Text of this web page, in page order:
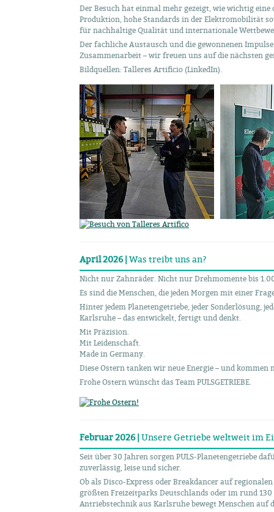
Der Besuch hat einmal mehr gezeigt, wie wichtig
Produktion, hohe Standards in der Elektromobilität
für nachhaltige Qualität und internationale
Der fachliche Austausch und die gewonnenen
Zusammenarbeit – wir freuen uns auf die nächsten
Bildquellen: Talleres Artificio (LinkedIn).
April 2026 | Was treibt uns an?
Nicht nur Zahnräder. Nicht nur Drehmomente bis
Es sind die Menschen, die jeden Morgen mit einer
Hinter jedem Planetengetriebe, jeder Sonderlösung,
Karlsruhe – das entwickelt, fertigt und denkt.
Mit Präzision.
Mit Leidenschaft.
Made in Germany.
Diese Ostern tanken wir neue Energie – und
Frohe Ostern wünscht das Team PULSGETRIEBE.
Februar 2026 | Unsere Getriebe weltweit im
Seit über 30 Jahren sorgen PULS-Planetengetriebe
zuverlässig, leise und sicher.
Ob als Disco-Express oder Breakdancer auf
größten Freizeitparks Deutschlands oder im rund 130
Antriebstechnik aus Karlsruhe bewegt Menschen auf